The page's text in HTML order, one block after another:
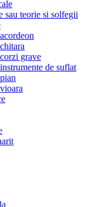
sau teorie si solfegii
grave
de suflat